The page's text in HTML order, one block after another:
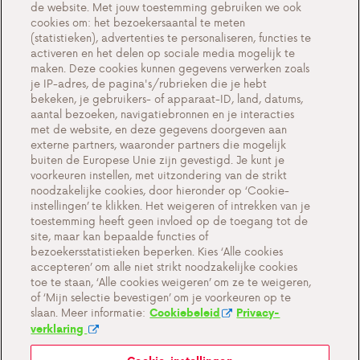
Testimonials
Acties
Events
Werken bij Antargaz
Contact
Cookie-instellingen
Belangrijke documenten en algemene
voorwaarden
Privacy en cookiebeleid BE
de website. Met jouw toestemming gebruiken we ook
cookies om: het bezoekersaantal te meten
(statistieken), advertenties te personaliseren, functies te
activeren en het delen op sociale media mogelijk te
maken. Deze cookies kunnen gegevens verwerken zoals
je IP-adres, de pagina's/rubrieken die je hebt
bekeken, je gebruikers- of apparaat-ID, land, datums,
aantal bezoeken, navigatiebronnen en je interacties
met de website, en deze gegevens doorgeven aan
externe partners, waaronder partners die mogelijk
buiten de Europese Unie zijn gevestigd. Je kunt je
voorkeuren instellen, met uitzondering van de strikt
noodzakelijke cookies, door hieronder op ‘Cookie-
instellingen’ te klikken. Het weigeren of intrekken van je
toestemming heeft geen invloed op de toegang tot de
site, maar kan bepaalde functies of
bezoekersstatistieken beperken. Kies ‘Alle cookies
accepteren’ om alle niet strikt noodzakelijke cookies
toe te staan, ‘Alle cookies weigeren’ om ze te weigeren,
of ‘Mijn selectie bevestigen’ om je voorkeuren op te
slaan. Meer informatie: Cookiebeleid
Privacy-
verklaring